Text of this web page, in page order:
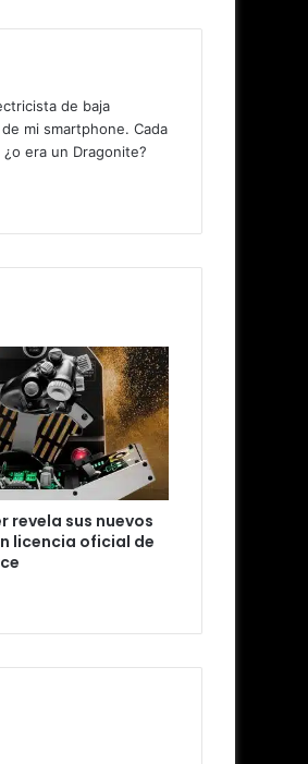
de baja
mi smartphone. Cada
era un Dragonite?
revela sus nuevos
licencia oficial de